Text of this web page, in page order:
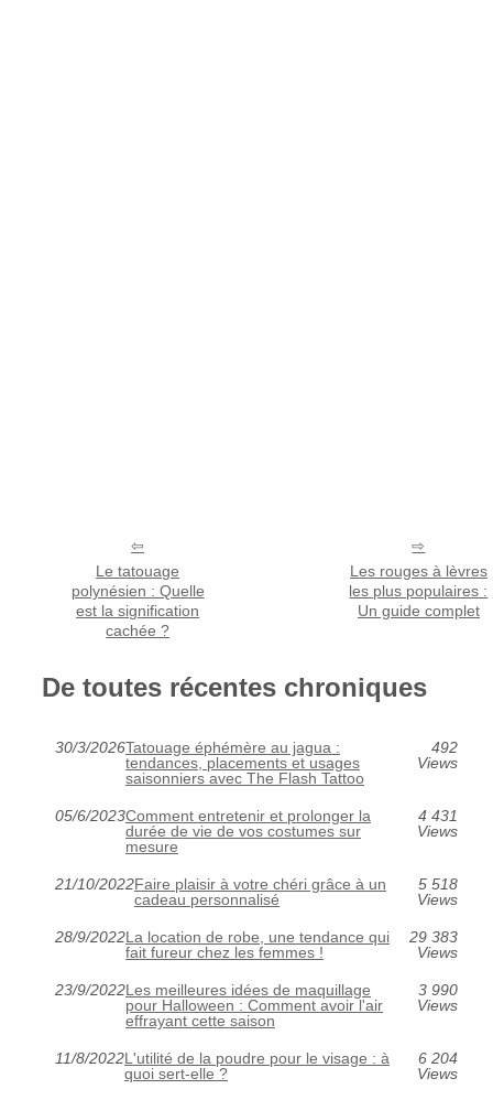
Le tatouage
polynésien : Quelle
est la signification
cachée ?
Les rouges à lèvres
les plus populaires :
Un guide complet
De toutes récentes chroniques
30/3/2026Tatouage éphémère au jagua :
tendances, placements et usages
saisonniers avec The Flash Tattoo
492
Views
05/6/2023Comment entretenir et prolonger la
durée de vie de vos costumes sur
mesure
4 431
Views
21/10/2022Faire plaisir à votre chéri grâce à un
cadeau personnalisé
5 518
Views
28/9/2022La location de robe, une tendance qui
fait fureur chez les femmes !
29 383
Views
23/9/2022Les meilleures idées de maquillage
pour Halloween : Comment avoir l'air
effrayant cette saison
3 990
Views
11/8/2022L'utilité de la poudre pour le visage : à
quoi sert-elle ?
6 204
Views